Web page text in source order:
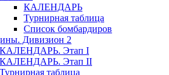
КАЛЕНДАРЬ
Турнирная таблица
Список бомбардиров
Дивизион 2
КАЛЕНДАРЬ. Этап I
КАЛЕНДАРЬ. Этап II
Турнирная таблица